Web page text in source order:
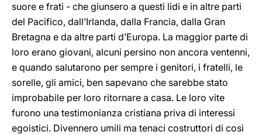
suore e frati - che giunsero a questi lidi e in altre parti
del Pacifico, dall’Irlanda, dalla Francia, dalla Gran
Bretagna e da altre parti d’Europa. La maggior parte di
loro erano giovani, alcuni persino non ancora ventenni,
e quando salutarono per sempre i genitori, i fratelli, le
sorelle, gli amici, ben sapevano che sarebbe stato
improbabile per loro ritornare a casa. Le loro vite
furono una testimonianza cristiana priva di interessi
egoistici. Divennero umili ma tenaci costruttori di così